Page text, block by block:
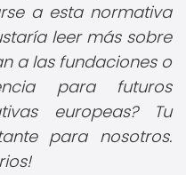
a esta normativa
leer más sobre
a las fundaciones o
para futuros
europeas? Tu
para nosotros.